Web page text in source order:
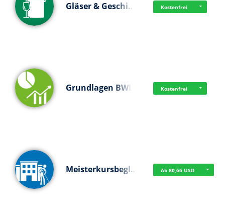
Gläser & Geschi… Kostenfrei
Grundlagen BWL Kostenfrei
Meisterkursbegl… Ab 80,66 USD